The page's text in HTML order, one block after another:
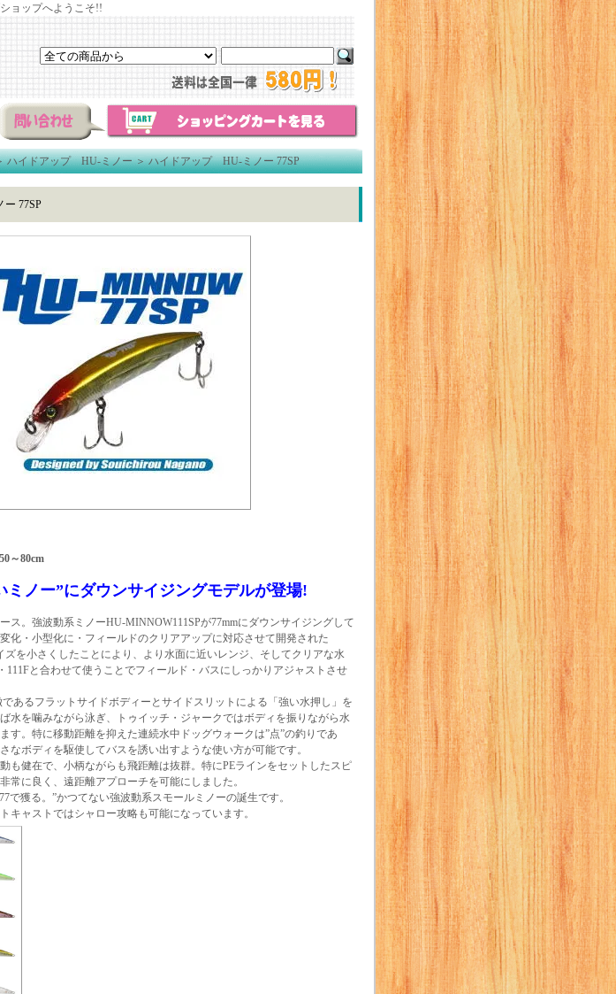
ョップへようこそ!!
ハイドアップ HU-ミノー＞ハイドアップ HU-ミノー 77SP
77SP
～80cm
ミノー”にダウンサイジングモデルが登場!
ス。強波動系ミノーHU-MINNOW111SPが77mmにダウンサイジングして
化・小型化に・フィールドのクリアアップに対応させて開発された
ズを小さくしたことにより、より水面に近いレンジ、そしてクリアな水
111Fと合わせて使うことでフィールド・バスにしっかりアジャストさせ
あるフラットサイドボディーとサイドスリットによる「強い水押し」を
水を噛みながら泳ぎ、トゥイッチ・ジャークではボディを振りながら水
す。特に移動距離を抑えた連続水中ドッグウォークは”点”の釣りであ
なボディを駆使してバスを誘い出すような使い方が可能です。
も健在で、小柄ながらも飛距離は抜群。特にPEラインをセットしたスピ
常に良く、遠距離アプローチを可能にしました。
で獲る。”かつてない強波動系スモールミノーの誕生です。
キャストではシャロー攻略も可能になっています。